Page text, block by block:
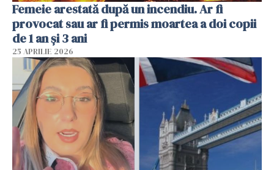
Femeie arestată după un incendiu. Ar fi
provocat sau ar fi permis moartea a doi copii
de 1 an și 3 ani
25 APRILIE 2026